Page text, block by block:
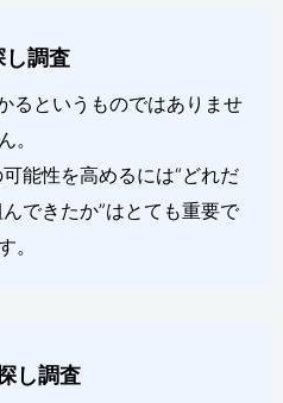
し調査
るというものではありませ
ん。
能性を高めるには“どれだ
できたか”はとても重要で
。
し調査